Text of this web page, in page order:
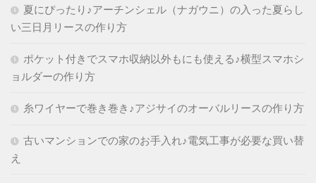
夏にぴったり♪アーチンシェル（ナガウニ）の入った夏らし
い三日月リースの作り方
ポケット付きでスマホ収納以外もにも使える♪横型スマホシ
ョルダーの作り方
糸ワイヤーで巻き巻き♪アジサイのオーバルリースの作り方
古いマンションでの家のお手入れ♪電気工事が必要な買い替
え